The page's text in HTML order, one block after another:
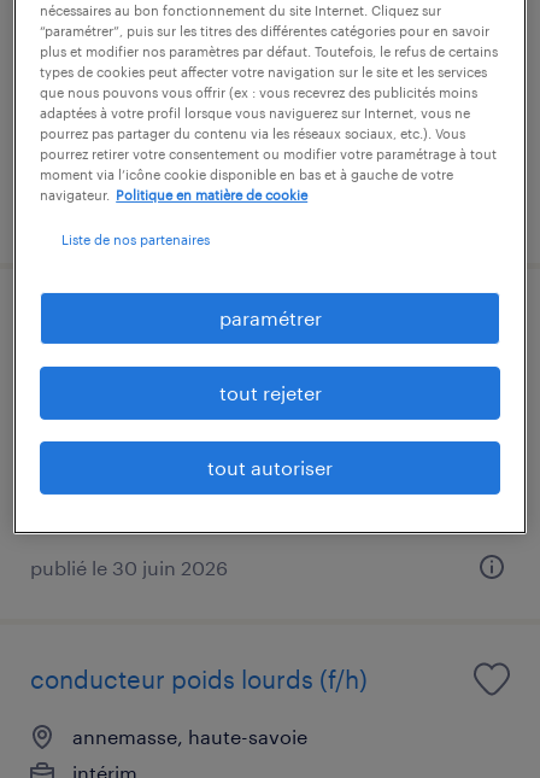
marigny-saint-marcel, haute-savoie
intérim
12,50 € par heure
conducteur vl livreur (f/h)
bonneville, haute-savoie
intérim
publié le 30 juin 2026
conducteur poids lourds (f/h)
annemasse, haute-savoie
intérim
nécessaires au bon fonctionnement du site Internet. Cliquez sur
“paramétrer”, puis sur les titres des différentes catégories pour en savoir
plus et modifier nos paramètres par défaut. Toutefois, le refus de certains
types de cookies peut affecter votre navigation sur le site et les services
que nous pouvons vous offrir (ex : vous recevrez des publicités moins
adaptées à votre profil lorsque vous naviguerez sur Internet, vous ne
pourrez pas partager du contenu via les réseaux sociaux, etc.). Vous
pourrez retirer votre consentement ou modifier votre paramétrage à tout
moment via l’icône cookie disponible en bas et à gauche de votre
navigateur.
Politique en matière de cookie
Liste de nos partenaires
paramétrer
tout rejeter
tout autoriser